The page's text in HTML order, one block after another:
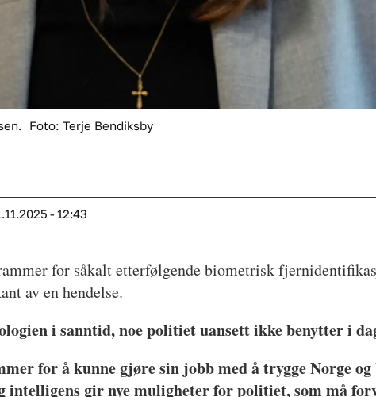
Foto: Terje Bendiksby
- 12:43
for såkalt etterfølgende biometrisk
av en hendelse.
i sanntid, noe politiet uansett ikke benytter i
for å kunne gjøre sin jobb med å trygge Norge
intelligens gir nye muligheter for politiet, som må